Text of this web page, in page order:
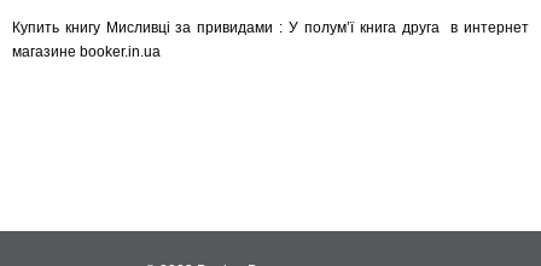
Купить книгу Мисливці за привидами : У полум’ї книга друга в интернет
магазине booker.in.ua